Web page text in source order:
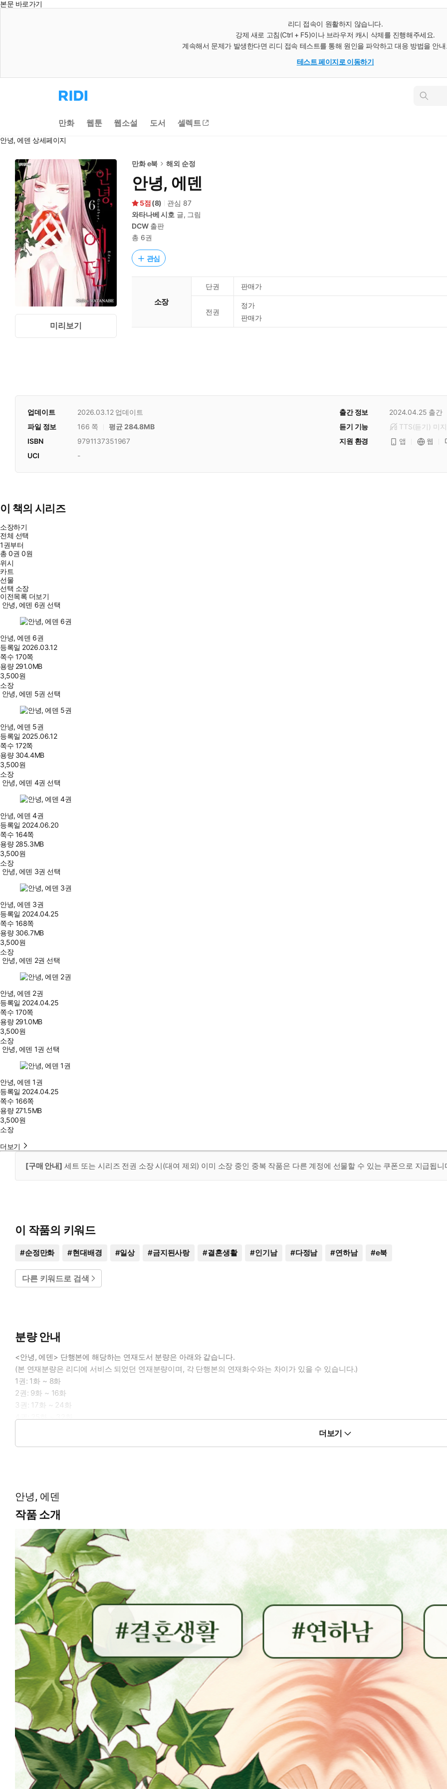
본문 바로가기
리디 접속이 원활하지 않습니다.
강제 새로 고침(Ctrl + F5)이나 브라우저 캐시 삭제를 진행해주세요.
계속해서 문제가 발생한다면 리디 접속 테스트를 통해 원인을 파악하고 대응 방법을 안
테스트 페이지로 이동하기
리
디
으
로
동
인
만화 웹툰 웹소설 도서 셀렉트
안녕, 에덴 상세페이지
미리보기
만화 e북 해외 순정
안녕, 에덴
5 (8) 관심 87
와타나베 시호 글, 그림
DCW출판
총 6권
관심
소장
단권 판매가
전권
정가
판매가
업데이트 2026.03.12업데이트 출간 정보 2024.04.25 출간
듣기 기능
TTS(듣기) 미
파일 정보 166 쪽
평균 284.8MB
지원 환경
앱 웹
ISBN
9791137351967
UCI
-
이 책의 시리즈
소장하기
전체 선택
1권부터
총0권 0원
위시
카트
선물
선택 소장
이전목록 더보기
안녕, 에덴 6권 선택
안녕, 에덴 6권
등록일 2026.03.12
쪽수 170쪽
용량 291.0MB
3,500원
소장
안녕, 에덴 5권 선택
안녕, 에덴 5권
등록일 2025.06.12
쪽수 172쪽
용량 304.4MB
3,500원
소장
안녕, 에덴 4권 선택
안녕, 에덴 4권
등록일 2024.06.20
쪽수 164쪽
용량 285.3MB
3,500원
소장
안녕, 에덴 3권 선택
안녕, 에덴 3권
등록일 2024.04.25
쪽수 168쪽
용량 306.7MB
3,500원
소장
안녕, 에덴 2권 선택
안녕, 에덴 2권
등록일 2024.04.25
쪽수 170쪽
용량 291.0MB
3,500원
소장
안녕, 에덴 1권 선택
안녕, 에덴 1권
등록일 2024.04.25
쪽수 166쪽
용량 271.5MB
3,500원
소장
더보기
[구매 안내] 세트 또는 시리즈 전권 소장 시(대여 제외) 이미 소장 중인 중복 작품은 다른 계정에 선물할 수 있는 쿠폰으로 지급됩니
이 작품의 키워드
#순정만화 #현대배경 #일상 #금지된사랑 #결혼생활 #인기남 #다정남 #연하남 #e북
다른 키워드로 검색
분량 안내
<안녕, 에덴> 단행본에 해당하는 연재도서 분량은 아래와 같습니다.
(본 연재분량은 리디에 서비스 되었던 연재분량이며, 각 단행본의 연재화수와는 차이가 있을 수 있습니다.)
1권: 1화 ~ 8화
2권: 9화 ~ 16화
3권: 17화 ~ 24화
4권: 25화 ~ 32화
더보기
안녕, 에덴
작품 소개